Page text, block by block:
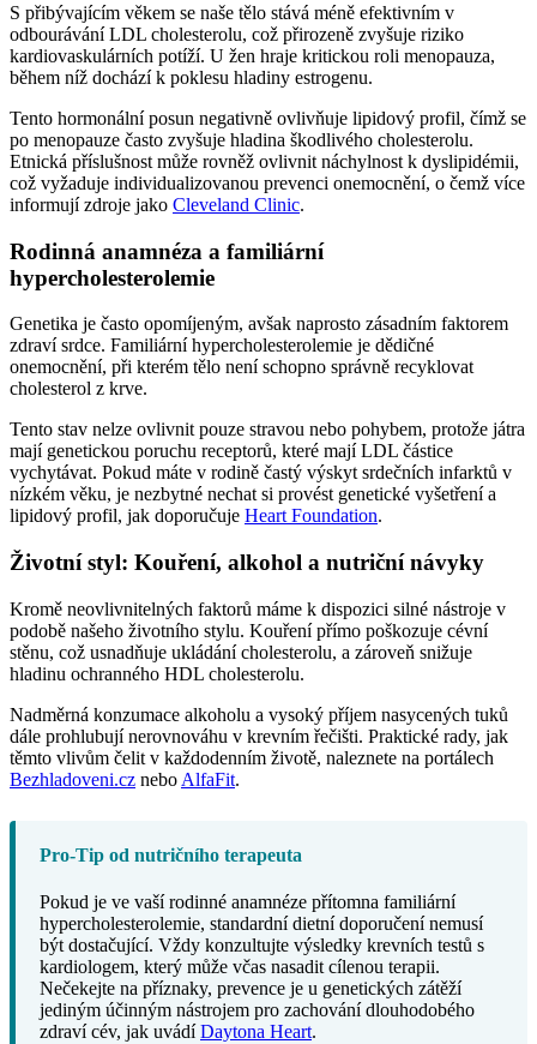
S přibývajícím věkem se naše tělo stává méně efektivním v
odbourávání LDL cholesterolu, což přirozeně zvyšuje riziko
kardiovaskulárních potíží. U žen hraje kritickou roli menopauza,
během níž dochází k poklesu hladiny estrogenu.
Tento hormonální posun negativně ovlivňuje lipidový profil, čímž se
po menopauze často zvyšuje hladina škodlivého cholesterolu.
Etnická příslušnost může rovněž ovlivnit náchylnost k dyslipidémii,
což vyžaduje individualizovanou prevenci onemocnění, o čemž více
informují zdroje jako Cleveland Clinic.
Rodinná anamnéza a familiární
hypercholesterolemie
Genetika je často opomíjeným, avšak naprosto zásadním faktorem
zdraví srdce. Familiární hypercholesterolemie je dědičné
onemocnění, při kterém tělo není schopno správně recyklovat
cholesterol z krve.
Tento stav nelze ovlivnit pouze stravou nebo pohybem, protože játra
mají genetickou poruchu receptorů, které mají LDL částice
vychytávat. Pokud máte v rodině častý výskyt srdečních infarktů v
nízkém věku, je nezbytné nechat si provést genetické vyšetření a
lipidový profil, jak doporučuje Heart Foundation.
Životní styl: Kouření, alkohol a nutriční návyky
Kromě neovlivnitelných faktorů máme k dispozici silné nástroje v
podobě našeho životního stylu. Kouření přímo poškozuje cévní
stěnu, což usnadňuje ukládání cholesterolu, a zároveň snižuje
hladinu ochranného HDL cholesterolu.
Nadměrná konzumace alkoholu a vysoký příjem nasycených tuků
dále prohlubují nerovnováhu v krevním řečišti. Praktické rady, jak
těmto vlivům čelit v každodenním životě, naleznete na portálech
Bezhladoveni.cz nebo AlfaFit.
Pro-Tip od nutričního terapeuta
Pokud je ve vaší rodinné anamnéze přítomna familiární
hypercholesterolemie, standardní dietní doporučení nemusí
být dostačující. Vždy konzultujte výsledky krevních testů s
kardiologem, který může včas nasadit cílenou terapii.
Nečekejte na příznaky, prevence je u genetických zátěží
jediným účinným nástrojem pro zachování dlouhodobého
zdraví cév, jak uvádíDaytona Heart.